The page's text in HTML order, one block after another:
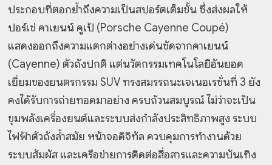
ประกอบที่ตอกย้ำถึงความเป็นสปอร์ตเต็มขั้น ซึ่งส่งผลให้
ปอร์เช่ คาเยนน์ คูเป้ (Porsche Cayenne Coupé)
แสดงออกถึงความแตกต่างอย่างเด่นชัดจากคาเยนน์
(Cayenne) ตัวถังปกติ แต่นวัตกรรมเทคโนโลยีอันยอด
เยี่ยมของยนตรกรรม SUV ทรงสมรรถนะเจเนอเรชั่นที่ 3 ยัง
คงได้รับการถ่ายทอดมาอย่าง ครบถ้วนสมบูรณ์ ไม่ว่าจะเป็น
ขุมพลังเครื่องยนต์และระบบส่งกำลังประสิทธิภาพสูง ระบบ
ไฟฟ้าตัวถังล้ำสมัย หน้าจอดิจิทัล ควบคุมการทำงานด้วย
ระบบสัมผัส และเครือข่ายการติดต่อสื่อสารและความบันเทิง